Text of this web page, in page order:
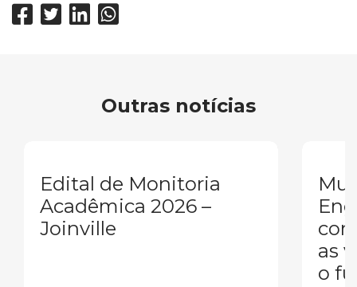
Outras notícias
Edital de Monitoria
Acadêmica 2026 –
Joinville
as
o